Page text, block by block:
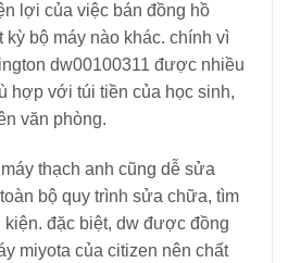
lợi của việc bán đồng hồ
kỳ bộ máy nào khác. chính vì
dw00100311 được nhiều
hợp với túi tiền của học sinh,
văn phòng.
máy thạch anh cũng dễ sửa
bộ quy trình sửa chữa, tìm
kiện. đặc biệt, dw được đồng
miyota của citizen nên chất